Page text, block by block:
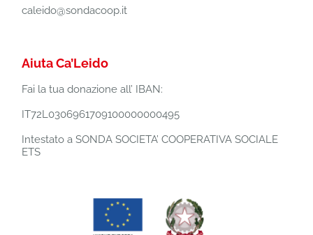
caleido@sondacoop.it
Aiuta Ca’Leido
Fai la tua donazione all’ IBAN:
IT72L0306961709100000000495
Intestato a SONDA SOCIETA’ COOPERATIVA SOCIALE
ETS